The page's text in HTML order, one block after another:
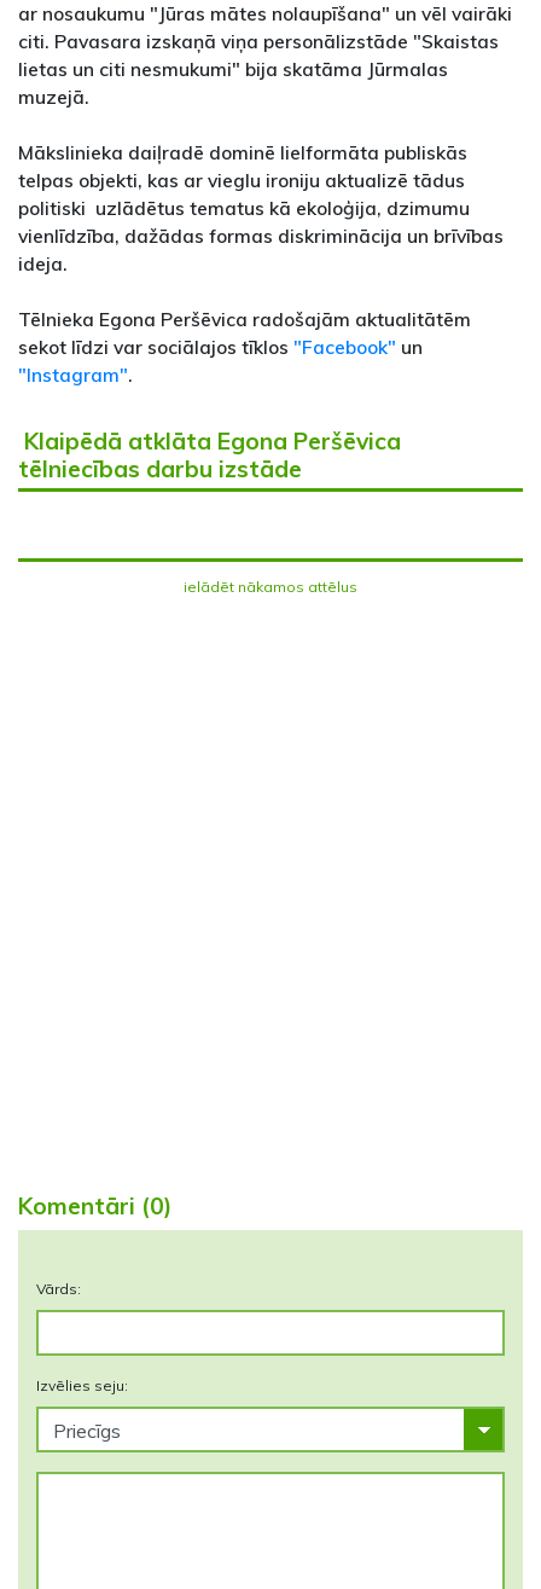
ar nosaukumu "Jūras mātes nolaupīšana" un vēl vairāki
citi. Pavasara izskaņā viņa personālizstāde "Skaistas
lietas un citi nesmukumi" bija skatāma Jūrmalas
muzejā.
Mākslinieka daiļradē dominē lielformāta publiskās
telpas objekti, kas ar vieglu ironiju aktualizē tādus
politiski uzlādētus tematus kā ekoloģija, dzimumu
vienlīdzība, dažādas formas diskriminācija un brīvības
ideja.
Tēlnieka Egona Peršēvica radošajām aktualitātēm
sekot līdzi var sociālajos tīklos "Facebook" un
"Instagram".
Klaipēdā atklāta Egona Peršēvica
tēlniecības darbu izstāde
ielādēt nākamos attēlus
Komentāri (0)
Vārds:
Izvēlies seju: